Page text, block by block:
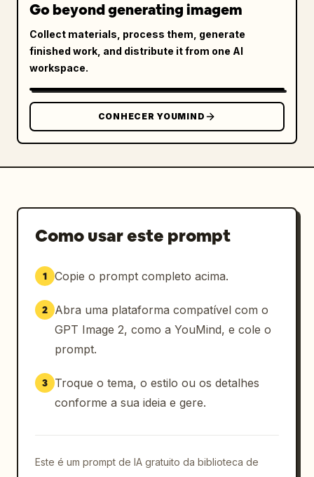
Go beyond generating imagem
Collect materials, process them, generate
finished work, and distribute it from one AI
workspace.
CONHECER YOUMIND
Como usar este prompt
1 Copie o prompt completo acima.
2
Abra uma plataforma compatível com o
GPT Image 2, como a YouMind, e cole o
prompt.
3
Troque o tema, o estilo ou os detalhes
conforme a sua ideia e gere.
Este é um prompt de IA gratuito da biblioteca de